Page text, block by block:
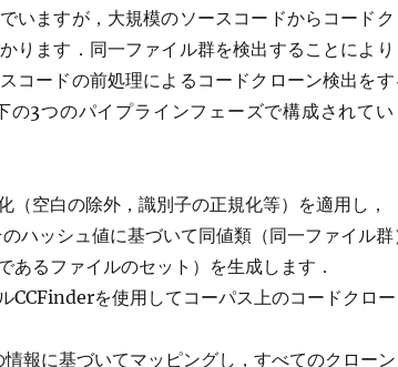
いますが，大規模のソースコードからコードク
ります．同一ファイル群を検出することにより
コードの前処理によるコードクローン検出をす
3つのパイプラインフェーズで構成されてい
（空白の除外，識別子の正規化等）を適用し，
ハッシュ値に基づいて同値類（同一ファイル群
るファイルのセット）を生成します．
CCFinderを使用してコーパス上のコードクロー
報に基づいてマッピングし，すべてのクローン